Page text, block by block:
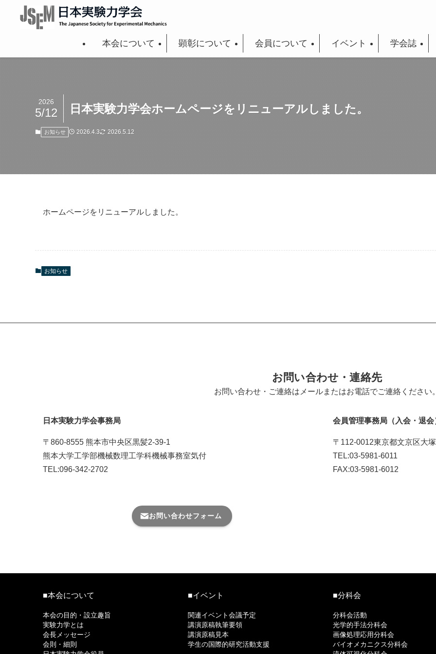
本会について 顕彰について 会員について イベント 学会誌
日本実験力学会ホームページをリニューアルしました。
2026
5/12
お知らせ 2026.4.3 2026.5.12
ホームページをリニューアルしました。
お知らせ
お問い合わせ・連絡先
お問い合わせ・ご連絡はメールまたはお電話でご連絡ください
日本実験力学会事務局
〒860-8555 熊本市中央区黒髪2-39-1
熊本大学工学部機械数理工学科機械事務室気付
TEL:096-342-2702
お問い合わせフォーム
会員管理事務局（入会・退会
〒112-0012東京都文京区大
TEL:03-5981-6011
FAX:03-5981-6012
■本会について
本会の目的・設立趣旨
実験力学とは
会長メッセージ
会則・細則
■イベント
関連イベント会議予定
講演原稿執筆要領
講演原稿見本
学生の国際的研究活動支援
■分科会
分科会活動
光学的手法分科会
画像処理応用分科会
バイオメカニクス分科会